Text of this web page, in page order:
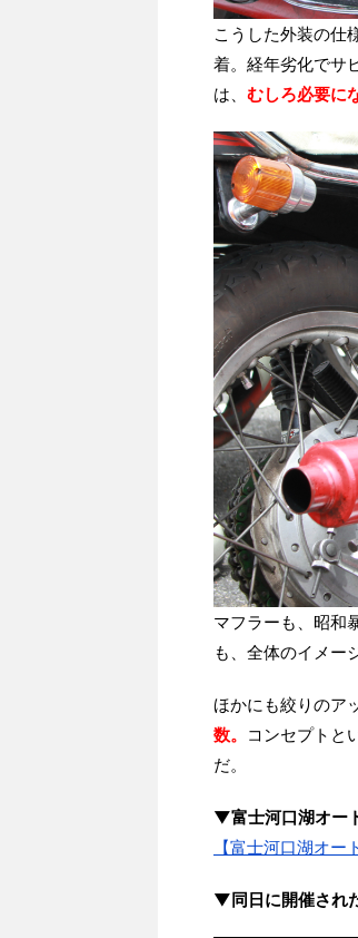
こうした外装の仕
着。経年劣化でサ
は、 むしろ必要に
マフラーも、昭和
も、全体のイメー
ほかにも絞りのア
数。
コンセプトと
だ。
▼富士河口湖オー
【富士河口湖オ
▼同日に開催され